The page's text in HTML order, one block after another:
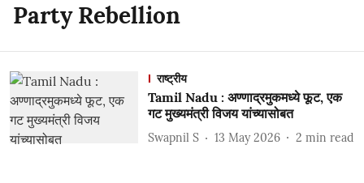
Party Rebellion
राष्ट्रीय
Tamil Nadu : अण्णाद्रमुकमध्ये फूट, एक
गट मुख्यमंत्री विजय यांच्यासोबत
Swapnil S 13 May 2026 2 min read